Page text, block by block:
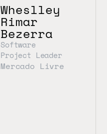
Wheslley
Rimar
Bezerra
Software
Project Leader
Mercado Livre